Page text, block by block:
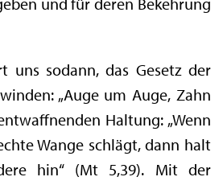
uns sodann, das Gesetz der
„Auge um Auge, Zahn
Haltung: „Wenn
Wange schlägt, dann halt
hin“ (Mt 5,39). Mit der